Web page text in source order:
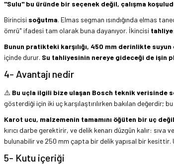
"Sulu" bu üründe bir seçenek değil, çalışma
Birincisi soğutma. Elmas segman ısındığında elmas
ömrü" ifadesi tam olarak buna dayanıyor. İkincisi tahliye
Bunun pratikteki karşılığı, 450 mm derinlikte
içinde durur. Su tahliyesinin nereye gideceği de işin
4- Avantajı nedir
⚠️ Bu uçla ilgili bize ulaşan Bosch teknik verisinde
gösterdiği için iki uç karşılaştırılırken bakılan değerdir;
Karot ucu, malzemenin tamamını öğüten bir uç
kırıcı darbe gerektirir, ve delik kenarı düzgün kalır: sıva
bulunabilir ve 250 mm çapta bir delik yapısal bir kesittir.
5- Kutu içeriği